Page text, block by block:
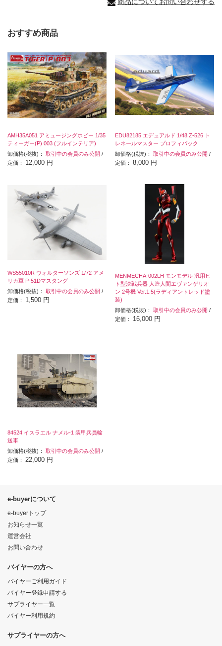
おすすめ商品
AMH35A051 アミュージングホビー 1/35
ティーガー(P) 003 (フルインテリア)
卸価格(税抜)： 取引中の会員のみ公開 /
定価： 12,000 円
EDU82185 エデュアルド 1/48 Z-526 ト
レネールマスター プロフィパック
卸価格(税抜)：取引中の会員のみ公開 /
定価：8,000 円
WS55010R ウォルターソンズ 1/72 アメ
リカ軍 P-51Dマスタング
卸価格(税抜)： 取引中の会員のみ公開 /
定価： 1,500 円
MENMECHA-002LH モンモデル 汎用ヒ
ト型決戦兵器 人造人間エヴァンゲリオ
ン 2号機 Ver.1.5(ラディアントレッド塗
装)
卸価格(税抜)：取引中の会員のみ公開 /
定価： 16,000 円
84524 イスラエル ナメル-1 装甲兵員輸
送車
卸価格(税抜)： 取引中の会員のみ公開 /
定価： 22,000 円
e-buyerについて
e-buyerトップ
お知らせ一覧
運営会社
お問い合わせ
バイヤーの方へ
バイヤーご利用ガイド
バイヤー登録申請する
サプライヤー一覧
バイヤー利用規約
サプライヤーの方へ